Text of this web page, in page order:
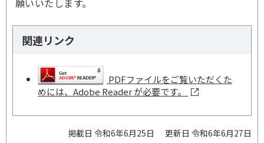
関連リンク
PDFファイルをご覧いただくた
めには、Adobe Reader が必要です。
掲載日 令和6年6月25日 更新日 令和6年6月27日